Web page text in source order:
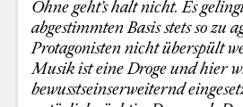
Ohne geht’s halt nicht. Es
abgestimmten Basis stets so zu
Protagonisten nicht überspült
Musik ist eine Droge und hier
bewusstseinserweiternd